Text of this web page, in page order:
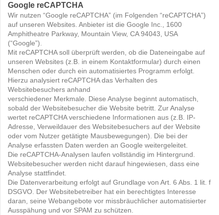
Google reCAPTCHA
Wir nutzen “Google reCAPTCHA” (im Folgenden “reCAPTCHA”)
auf unseren Websites. Anbieter ist die Google Inc., 1600
Amphitheatre Parkway, Mountain View, CA 94043, USA
(“Google”).
Mit reCAPTCHA soll überprüft werden, ob die Dateneingabe auf
unseren Websites (z.B. in einem Kontaktformular) durch einen
Menschen oder durch ein automatisiertes Programm erfolgt.
Hierzu analysiert reCAPTCHA das Verhalten des
Websitebesuchers anhand
verschiedener Merkmale. Diese Analyse beginnt automatisch,
sobald der Websitebesucher die Website betritt. Zur Analyse
wertet reCAPTCHA verschiedene Informationen aus (z.B. IP-
Adresse, Verweildauer des Websitebesuchers auf der Website
oder vom Nutzer getätigte Mausbewegungen). Die bei der
Analyse erfassten Daten werden an Google weitergeleitet.
Die reCAPTCHA-Analysen laufen vollständig im Hintergrund.
Websitebesucher werden nicht darauf hingewiesen, dass eine
Analyse stattfindet.
Die Datenverarbeitung erfolgt auf Grundlage von Art. 6 Abs. 1 lit. f
DSGVO. Der Websitebetreiber hat ein berechtigtes Interesse
daran, seine Webangebote vor missbräuchlicher automatisierter
Ausspähung und vor SPAM zu schützen.